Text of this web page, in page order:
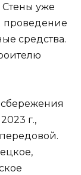
Стены уже
проведение
средства.
г.,